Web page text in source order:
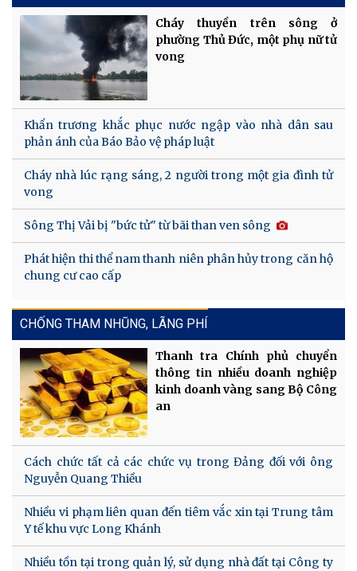
Cháy thuyền trên sông ở
phường Thủ Đức, một phụ nữ tử
vong
Khẩn trương khắc phục nước ngập vào nhà dân sau
phản ánh của Báo Bảo vệ pháp luật
Cháy nhà lúc rạng sáng, 2 người trong một gia đình tử
vong
Sông Thị Vải bị "bức tử" từ bãi than ven sông
Phát hiện thi thể nam thanh niên phân hủy trong căn hộ
chung cư cao cấp
CHỐNG THAM NHŨNG, LÃNG PHÍ
Thanh tra Chính phủ chuyển
thông tin nhiều doanh nghiệp
kinh doanh vàng sang Bộ Công
an
Cách chức tất cả các chức vụ trong Đảng đối với ông
Nguyễn Quang Thiều
Nhiều vi phạm liên quan đến tiêm vắc xin tại Trung tâm
Y tế khu vực Long Khánh
Nhiều tồn tại trong quản lý, sử dụng nhà đất tại Công ty